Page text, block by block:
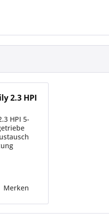
2.3 HPI
HPI 5-
Merken